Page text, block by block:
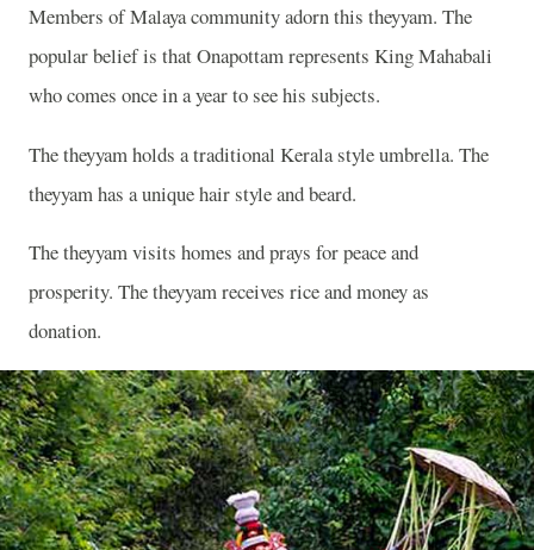
Members of Malaya community adorn this theyyam. The
popular belief is that Onapottam represents King Mahabali
who comes once in a year to see his subjects.
The theyyam holds a traditional Kerala style umbrella. The
theyyam has a unique hair style and beard.
The theyyam visits homes and prays for peace and
prosperity. The theyyam receives rice and money as
donation.